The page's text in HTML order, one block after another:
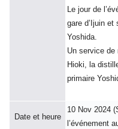
Le jour de
gare d’Ijuin et
Yoshida.
Un service de
Hioki, la
primaire
Date et heure
10 Nov 2024
l’événement